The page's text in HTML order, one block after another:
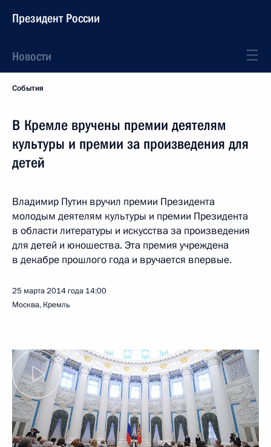
Президент России
Новости
События
В Кремле вручены премии деятелям
культуры и премии за произведения для
детей
Владимир Путин вручил премии Президента
молодым деятелям культуры и премии Президента
в области литературы и искусства за произведения
для детей и юношества. Эта премия учреждена
в декабре прошлого года и вручается впервые.
25 марта 2014 года 14:00
Москва, Кремль